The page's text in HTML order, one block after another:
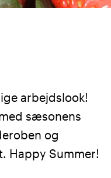
arbejdslook!
sæsonens
og
Happy Summer!